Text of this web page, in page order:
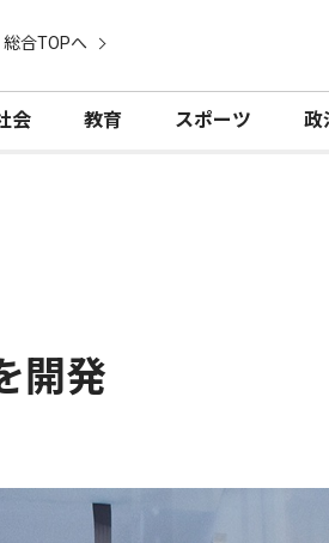
総合TOPへ
会 教育 スポーツ 政
開発